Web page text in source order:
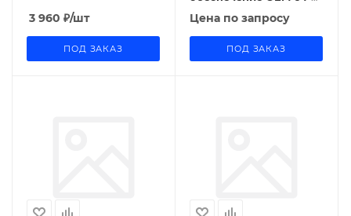
3 960 ₽/шт
ПОД ЗАКАЗ
bit Russian 1pk DSP OEI
DVD (FQC-08909)
Цена по запросу
ПОД ЗАКАЗ